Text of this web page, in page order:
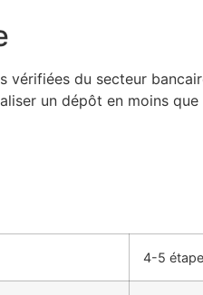
du secteur
un dépôt en moins
4-5